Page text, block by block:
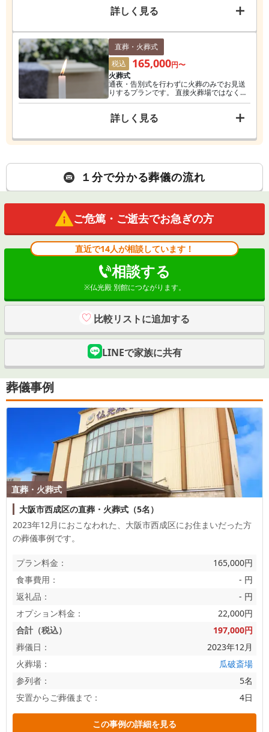
詳しく見る
直葬・火葬式
税込
165,000円〜
火葬式
通夜・告別式を行わずに火葬のみでお見送
りするプランです。 直接火葬場ではなく最
期のひとときをお過ごしできるお部屋をご
詳しく見る
１分で分かる葬儀の流れ
ご危篤・ご逝去でお急ぎの方
直近で14人が相談しています！
相談する
※仏光殿 別館につながります。
比較リストに追加する
LINEで家族に共有
葬儀事例
直葬・火葬式
大阪市西成区の直葬・火葬式（5名）
2023年12月におこなわれた、 大阪市西成区にお住まいだった方
の葬儀事例です。
プラン料金：
165,000円
食事費用：
- 円
返礼品：
- 円
オプション料金：
22,000円
合計（税込）
197,000円
葬儀日：
2023年12月
火葬場：
瓜破斎場
参列者：
5名
安置からご葬儀まで：
4日
この事例の詳細を見る